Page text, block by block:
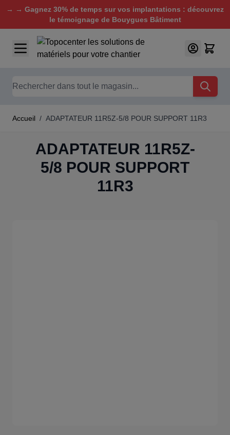
→ → Gagnez 30% de temps sur vos implantations : découvrez
le témoignage de Bouygues Bâtiment
Aller au contenu
Chercher
Accueil / ADAPTATEUR 11R5Z-5/8 POUR SUPPORT 11R3
ADAPTATEUR 11R5Z-
5/8 POUR SUPPORT
11R3